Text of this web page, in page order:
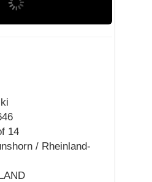
14
/ Rheinland-